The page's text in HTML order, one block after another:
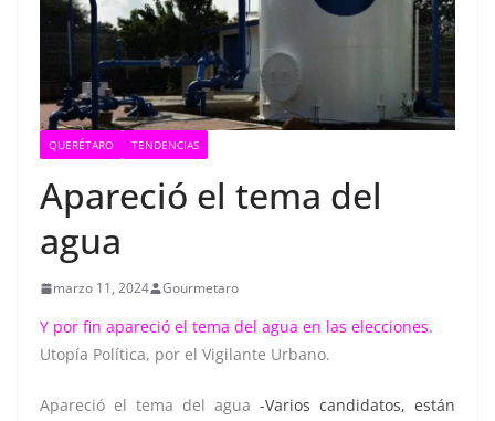
QUERÉTARO TENDENCIAS
Apareció el tema del
agua
marzo 11, 2024 Gourmetaro
Y por fin apareció el tema del agua en las elecciones.
Utopía Política, por el Vigilante Urbano.
Apareció el tema del agua -Varios candidatos, están